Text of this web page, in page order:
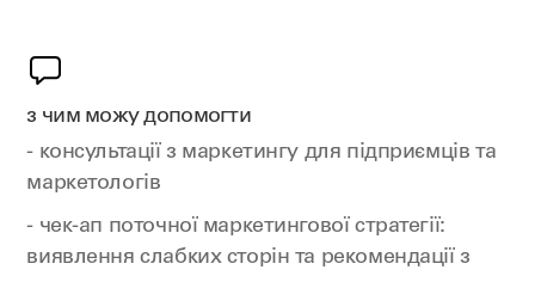
з чим можу допомогти
- консультації з маркетингу для підприємців та
маркетологів
- чек-ап поточної маркетингової стратегії:
виявлення слабких сторін та рекомендації з